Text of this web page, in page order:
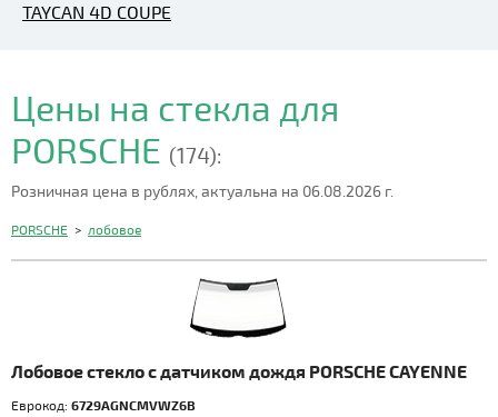
TAYCAN 4D COUPE
Цены на стекла для
PORSCHE (174):
Розничная цена в рублях, актуальна на 06.08.2026 г.
PORSCHE > лобовое
Лобовое стекло с датчиком дождя PORSCHE CAYENNE
Еврокод: 6729AGNCMVWZ6B